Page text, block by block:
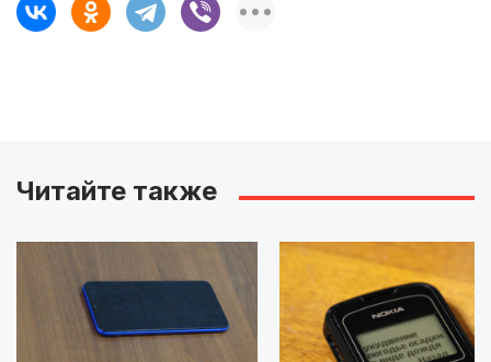
Читайте также